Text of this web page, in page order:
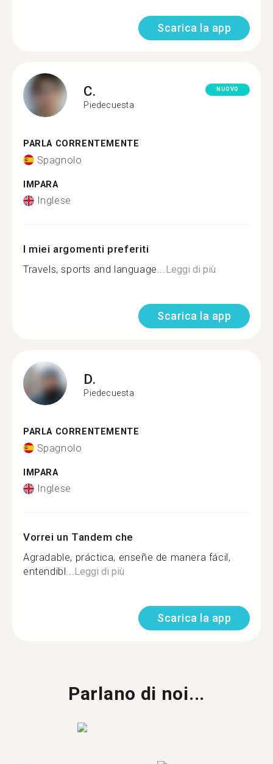
Scarica la app
C.
Piedecuesta
NUOVO
PARLA CORRENTEMENTE
Spagnolo
IMPARA
Inglese
I miei argomenti preferiti
Travels, sports and language...Leggi di più
Scarica la app
D.
Piedecuesta
PARLA CORRENTEMENTE
Spagnolo
IMPARA
Inglese
Vorrei un Tandem che
Agradable, práctica, enseñe de manera fácil,
entendibl...Leggi di più
Scarica la app
Parlano di noi...